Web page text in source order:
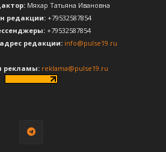
Мяхар Татьяна Ивановна
редакции:+79532587854
+79532587854
редакции: info@pulse19.ru
рекламы: reklama@pulse19.ru